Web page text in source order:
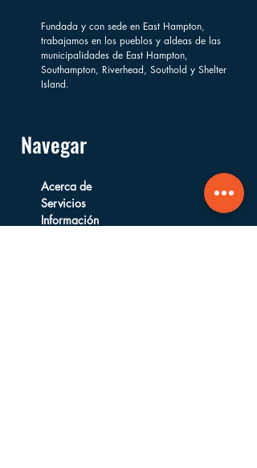
Fundada y con sede en East Hampton,
trabajamos en los pueblos y aldeas de las
municipalidades de East Hampton,
Southampton, Riverhead, Southold y Shelter
Island.
Navegar
Acerca de
Servicios
Información